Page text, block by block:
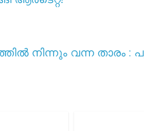
നിന്നും വന്ന താരം :